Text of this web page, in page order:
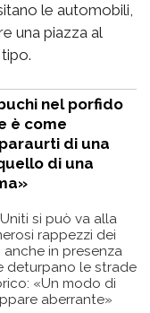
le automobili,
una piazza al
nel porfido
è come
di una
di una
si può va alla
rappezzi dei
in presenza
deturpano le strade
«Un modo di
aberrante»